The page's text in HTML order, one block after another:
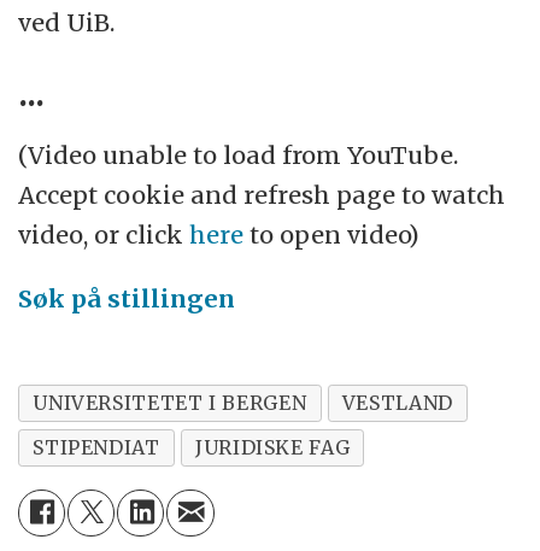
ved UiB.
...
(Video unable to load from YouTube.
Accept cookie and refresh page to watch
video, or clickhere to open video)
Søk på stillingen
UNIVERSITETET I BERGEN
VESTLAND
STIPENDIAT
JURIDISKE FAG